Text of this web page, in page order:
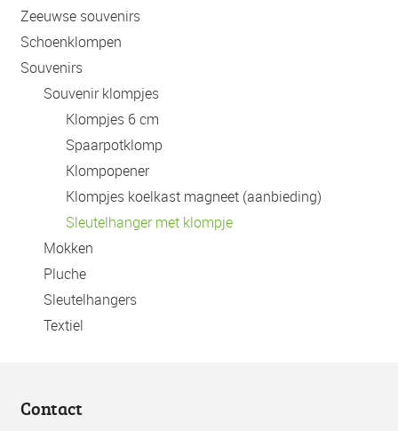
Zeeuwse souvenirs
Schoenklompen
Souvenirs
Souvenir klompjes
Klompjes 6 cm
Spaarpotklomp
Klompopener
Klompjes koelkast magneet (aanbieding)
Sleutelhanger met klompje
Mokken
Pluche
Sleutelhangers
Textiel
Contact